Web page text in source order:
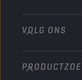
+32 3 870 00
Georges
VOLG ONS